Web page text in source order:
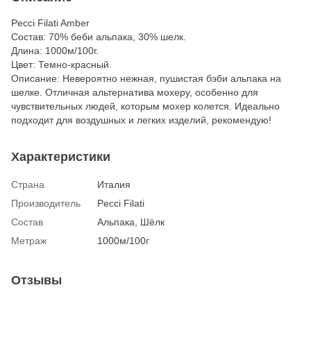
Pecci Filati Amber
Состав: 70% беби альпака, 30% шелк.
Длина: 1000м/100г.
Цвет: Темно-красный.
Описание: Невероятно нежная, пушистая бэби альпака на
шелке. Отличная альтернатива мохеру, особенно для
чувствительных людей, которым мохер колется. Идеально
подходит для воздушных и легких изделий, рекомендую!
Характеристики
Страна
Италия
Производитель
Pecci Filati
Состав
Альпака, Шёлк
Метраж
1000м/100г
Отзывы